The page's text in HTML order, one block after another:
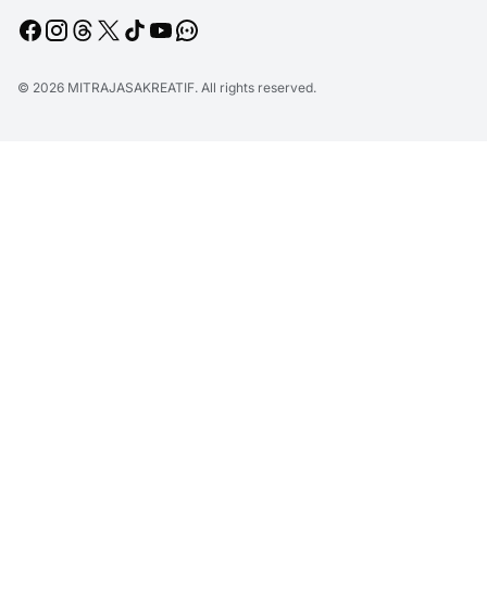
© 2026 MITRAJASAKREATIF. All rights reserved.